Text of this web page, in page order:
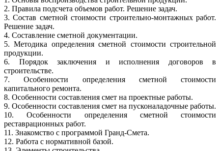
2. Правила подсчета объемов работ. Решение задач.
3. Состав сметной стоимости строительно-монтажных работ.
Решение задач.
4. Составление сметной документации.
5. Методика определения сметной стоимости строительной
продукции.
6. Порядок заключения и исполнения договоров в
строительстве.
7. Особенности определения сметной стоимости
капитального ремонта.
8. Особенности составления смет на проектные работы.
9. Особенности составления смет на пусконаладочные работы.
10. Особенности определения сметной стоимости
реставрационных работ.
11. Знакомство с программой Гранд-Смета.
12. Работа с нормативной базой.